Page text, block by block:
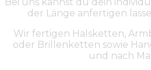
der Länge anfertigen
Wir fertigen Halsketten,
oder Brillenketten sowie
und nach